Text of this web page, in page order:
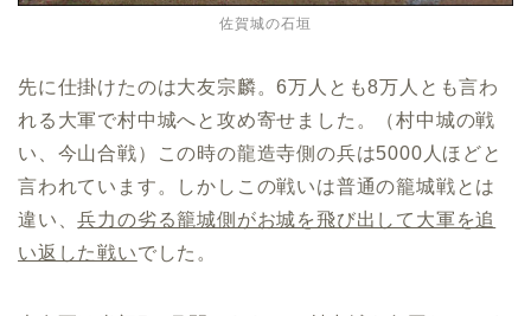
佐賀城の石垣
先に仕掛けたのは大友宗麟。6万人とも8万人とも言わ
れる大軍で村中城へと攻め寄せました。（村中城の戦
い、今山合戦）この時の龍造寺側の兵は5000人ほどと
言われています。しかしこの戦いは普通の籠城戦とは
違い、兵力の劣る籠城側がお城を飛び出して大軍を追
い返した戦いでした。